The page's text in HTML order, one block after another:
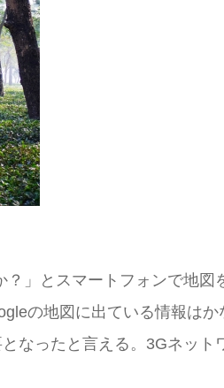
」とスマートフォンで地
の地図に出ている情報は
なったと言える。3Gネッ